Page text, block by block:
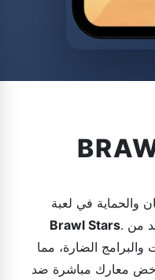
والحماية في لعبة
Brawl Stars. تم فحص اللعبة بواسطة العديد من
الضارة، مما
خض معارك مباشرة ضد